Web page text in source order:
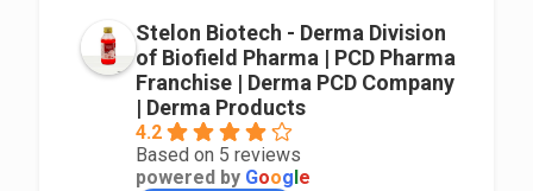
Stelon Biotech - Derma Division
of Biofield Pharma | PCD Pharma
Franchise | Derma PCD Company
| Derma Products
4.2
Based on 5 reviews
powered by Goog e